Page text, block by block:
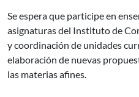
Se espera que participe en
asignaturas del Instituto de
y coordinación de unidades
elaboración de nuevas
las materias afines.